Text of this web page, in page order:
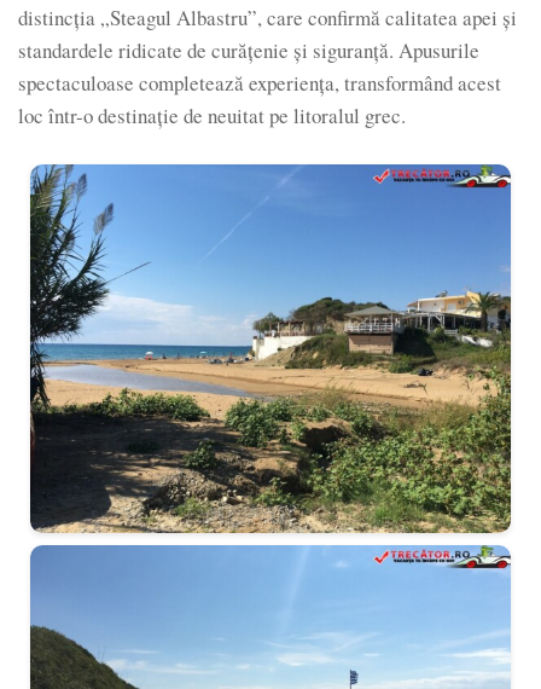
distincția „Steagul Albastru”, care confirmă calitatea apei și
standardele ridicate de curățenie și siguranță. Apusurile
spectaculoase completează experiența, transformând acest
loc într-o destinație de neuitat pe litoralul grec.